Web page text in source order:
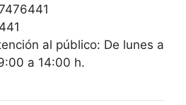
al público: De lunes a
a 14:00 h.